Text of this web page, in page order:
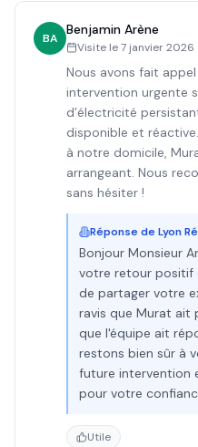
BA
Benjamin Arène
Visite le7 janvier 2026
Nous avons fait
intervention urgente
d’électricité
disponible et
à notre domicile,
arrangeant. Nous
sans hésiter !
Réponse de Lyon
Bonjour Monsieur
votre retour positif
de partager votre
ravis que Murat ait
que l'équipe ait
restons bien sûr à
future intervention
pour votre
Utile